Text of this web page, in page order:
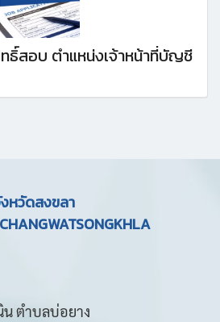
ธิ์สอบ ตำแหน่งเจ้าหน้าที่บัญชี
งหวัดสงขลา
น ตำบลบ่อยาง